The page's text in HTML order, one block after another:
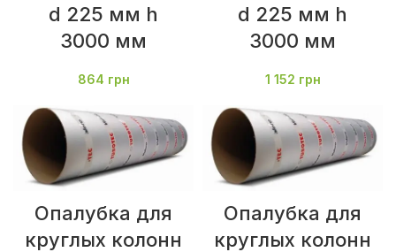
d 225 мм h
3000 мм
864 грн
d 225 мм h
3000 мм
1 152 грн
Опалубка для
круглых колонн
Опалубка для
круглых колонн